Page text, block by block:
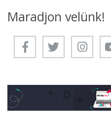
Maradjon velünk!